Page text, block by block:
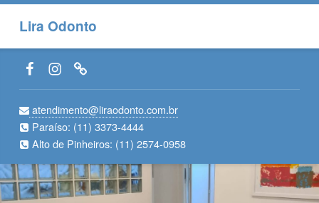
Lira Odonto
Facebook LiraOdonto
Instagram LiraOdonto
Site LiraOdonto
atendimento@liraodonto.com.br
Paraíso: (11) 3373-4444
Alto de Pinheiros: (11) 2574-0958